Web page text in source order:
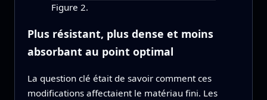
Figure 2.
Plus résistant, plus dense et moins
absorbant au point optimal
La question clé était de savoir comment ces
modifications affectaient le matériau fini. Les